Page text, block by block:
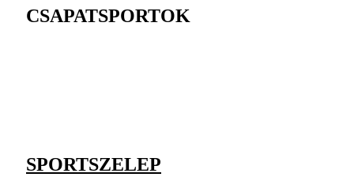
CSAPATSPORTOK
SPORTSZELEP